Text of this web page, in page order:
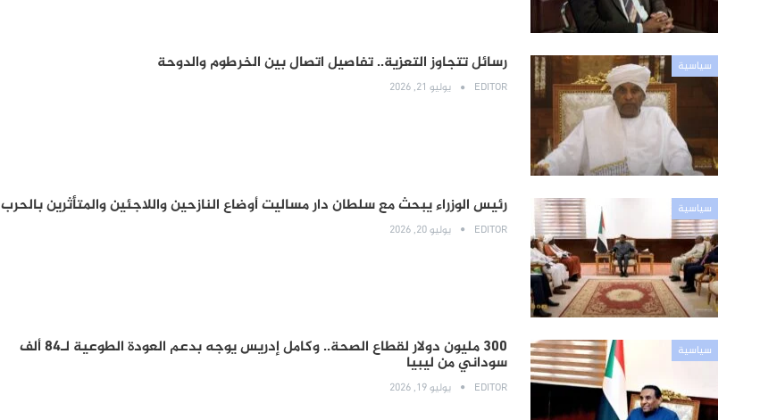
سياسية رسائل تتجاوز التعزية.. تفاصيل اتصال بين الخرطوم والدوحة
EDITOR يوليو 21, 2026
سياسية رئيس الوزراء يبحث مع سلطان دار مساليت أوضاع النازحين واللاجئين والمتأثرين بالحرب
EDITOR يوليو 20, 2026
سياسية 300 مليون دولار لقطاع الصحة.. وكامل إدريس يوجه بدعم العودة الطوعية لـ84 ألف
سوداني من ليبيا
EDITOR يوليو 19, 2026